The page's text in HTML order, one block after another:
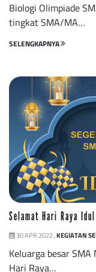
Biologi Olimpiade
tingkat SMA/MA…
SELENGKAPNYA
Selamat Hari Raya
30 APR 2022 ,KEGIATAN
Keluarga besar
Hari Raya…